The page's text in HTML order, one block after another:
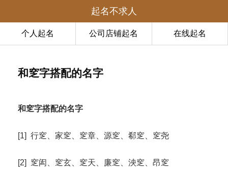
起名不求人
个人起名 公司店铺起名 在线起名
和窆字搭配的名字
和窆字搭配的名字
[1] 行窆、家窆、窆章、源窆、郗窆、窆尧
[2] 窆闳、窆玄、窆天、廉窆、泱窆、昂窆